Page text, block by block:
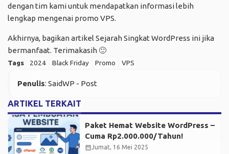
dengan tim kami untuk mendapatkan informasi lebih
lengkap mengenai promo VPS.
Akhirnya, bagikan artikel Sejarah Singkat WordPress ini jika
bermanfaat. Terimakasih 🙂
Tags 2024 Black Friday Promo VPS
Penulis: SaidWP - Post
ARTIKEL TERKAIT
Paket Hemat Website WordPress –
Cuma Rp2.000.000/Tahun!
calendar_monthJumat, 16 Mei 2025